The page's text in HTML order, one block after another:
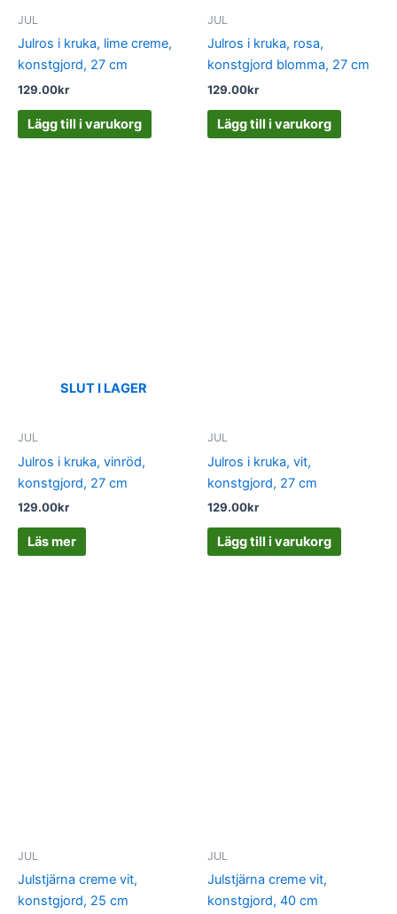
JUL
Julros i kruka, lime creme,
konstgjord, 27 cm
129.00kr
Lägg till i varukorg
JUL
Julros i kruka, rosa,
konstgjord blomma, 27 cm
129.00kr
Lägg till i varukorg
SLUT I LAGER
JUL
Julros i kruka, vinröd,
konstgjord, 27 cm
129.00kr
Läs mer
JUL
Julros i kruka, vit,
konstgjord, 27 cm
129.00kr
Lägg till i varukorg
JUL
Julstjärna creme vit,
konstgjord, 25 cm
JUL
Julstjärna creme vit,
konstgjord, 40 cm